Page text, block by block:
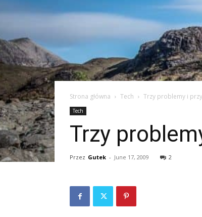
Strona główna Tech Trzy problemy i
Tech
Trzy
Przez Gutek - June 17, 2009 2